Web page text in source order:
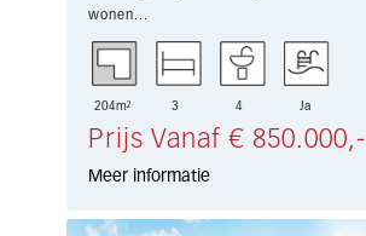
wonen...
204m² 3 4 Ja
Prijs Vanaf € 850.000,-
Meer informatie